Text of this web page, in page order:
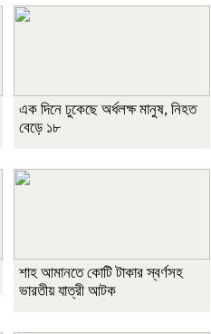
এক দিনে ঢুকেছে অর্ধলক্ষ মানুষ, নিহত
বেড়ে ১৮
শাহ আমানতে কোটি টাকার স্বর্ণসহ
ভারতীয় যাত্রী আটক